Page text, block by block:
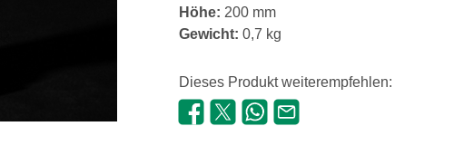
Höhe: 200 mm
Gewicht: 0,7 kg
Dieses Produkt weiterempfehlen: